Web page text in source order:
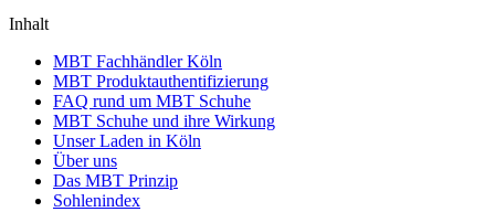
Inhalt
MBT Fachhändler Köln
MBT Produktauthentifizierung
FAQ rund um MBT Schuhe
MBT Schuhe und ihre Wirkung
Unser Laden in Köln
Über uns
Das MBT Prinzip
Sohlenindex